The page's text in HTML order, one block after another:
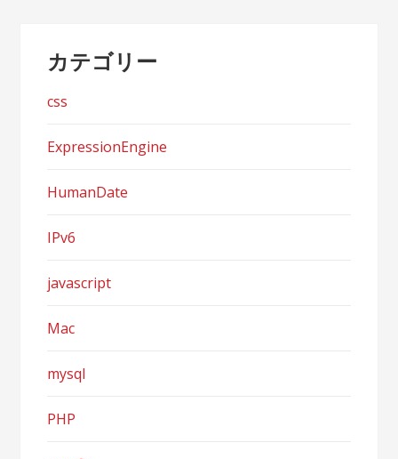
カテゴリー
css
ExpressionEngine
HumanDate
IPv6
javascript
Mac
mysql
PHP